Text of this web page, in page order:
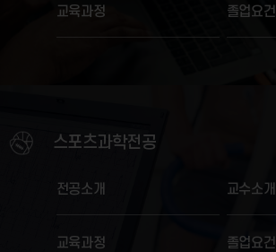
교육과정 졸업요건
스포츠과학전공
전공소개 교수소개
교육과정 졸업요건